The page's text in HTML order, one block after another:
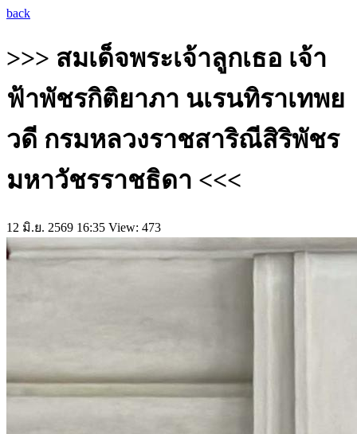
back
>>> สมเด็จพระเจ้าลูกเธอ เจ้า
ฟ้าพัชรกิติยาภา นเรนทิราเทพย
วดี กรมหลวงราชสาริณีสิริพัชร
มหาวัชรราชธิดา <<<
12 มิ.ย. 2569 16:35 View: 473